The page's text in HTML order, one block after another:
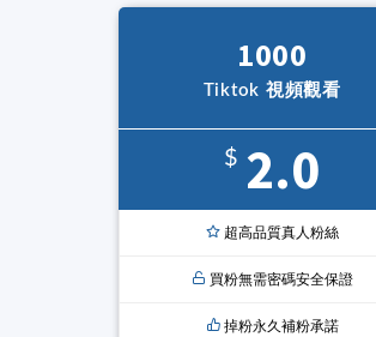
1000
Tiktok 視頻觀看
$ 2.0
超高品質真人粉絲
買粉無需密碼安全保證
掉粉永久補粉承諾